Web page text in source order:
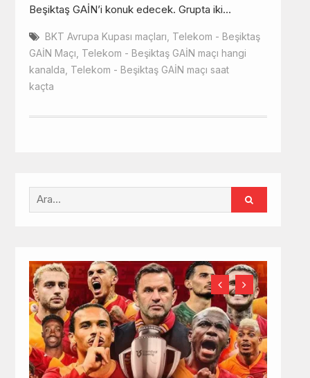
Beşiktaş GAİN’i konuk edecek. Grupta iki…
BKT Avrupa Kupası maçları Telekom - Beşiktaş
GAİN Maçı Telekom - Beşiktaş GAİN maçı hangi
kanalda Telekom - Beşiktaş GAİN maçı saat
kaçta